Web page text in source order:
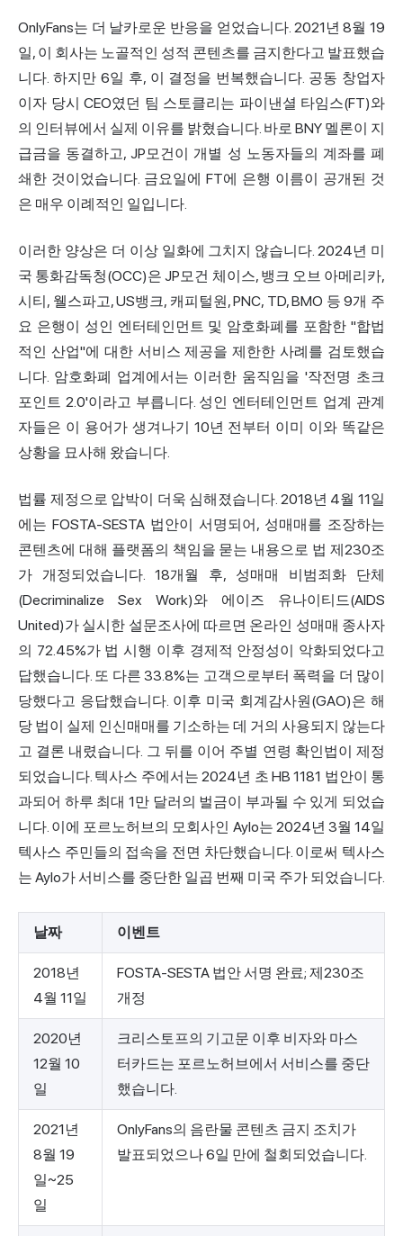
OnlyFans는 더 날카로운 반응을 얻었습니다. 2021년 8월 19
일, 이 회사는 노골적인 성적 콘텐츠를 금지한다고 발표했습
니다. 하지만 6일 후, 이 결정을 번복했습니다. 공동 창업자
이자 당시 CEO였던 팀 스토클리는 파이낸셜 타임스(FT)와
의 인터뷰에서 실제 이유를 밝혔습니다. 바로 BNY 멜론이 지
급금을 동결하고, JP모건이 개별 성 노동자들의 계좌를 폐
쇄한 것이었습니다. 금요일에 FT에 은행 이름이 공개된 것
은 매우 이례적인 일입니다.
이러한 양상은 더 이상 일화에 그치지 않습니다. 2024년 미
국 통화감독청(OCC)은 JP모건 체이스, 뱅크 오브 아메리카,
시티, 웰스파고, US뱅크, 캐피털원, PNC, TD, BMO 등 9개 주
요 은행이 성인 엔터테인먼트 및 암호화폐를 포함한 "합법
적인 산업"에 대한 서비스 제공을 제한한 사례를 검토했습
니다. 암호화폐 업계에서는 이러한 움직임을 '작전명 초크
포인트 2.0'이라고 부릅니다. 성인 엔터테인먼트 업계 관계
자들은 이 용어가 생겨나기 10년 전부터 이미 이와 똑같은
상황을 묘사해 왔습니다.
법률 제정으로 압박이 더욱 심해졌습니다. 2018년 4월 11일
에는 FOSTA-SESTA 법안이 서명되어, 성매매를 조장하는
콘텐츠에 대해 플랫폼의 책임을 묻는 내용으로 법 제230조
가 개정되었습니다. 18개월 후, 성매매 비범죄화 단체
(Decriminalize Sex Work)와 에이즈 유나이티드(AIDS
United)가 실시한 설문조사에 따르면 온라인 성매매 종사자
의 72.45%가 법 시행 이후 경제적 안정성이 악화되었다고
답했습니다. 또 다른 33.8%는 고객으로부터 폭력을 더 많이
당했다고 응답했습니다. 이후 미국 회계감사원(GAO)은 해
당 법이 실제 인신매매를 기소하는 데 거의 사용되지 않는다
고 결론 내렸습니다. 그 뒤를 이어 주별 연령 확인법이 제정
되었습니다. 텍사스 주에서는 2024년 초 HB 1181 법안이 통
과되어 하루 최대 1만 달러의 벌금이 부과될 수 있게 되었습
니다. 이에 포르노허브의 모회사인 Aylo는 2024년 3월 14일
텍사스 주민들의 접속을 전면 차단했습니다. 이로써 텍사스
는 Aylo가 서비스를 중단한 일곱 번째 미국 주가 되었습니다.
날짜 이벤트
2018년
4월 11일
FOSTA-SESTA 법안 서명 완료; 제230조
개정
2020년
12월 10
일
크리스토프의 기고문 이후 비자와 마스
터카드는 포르노허브에서 서비스를 중단
했습니다.
2021년
8월 19
일~25
일
OnlyFans의 음란물 콘텐츠 금지 조치가
발표되었으나 6일 만에 철회되었습니다.